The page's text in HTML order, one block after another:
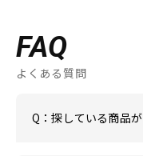
FAQ
よくある質問
Q：探している商品